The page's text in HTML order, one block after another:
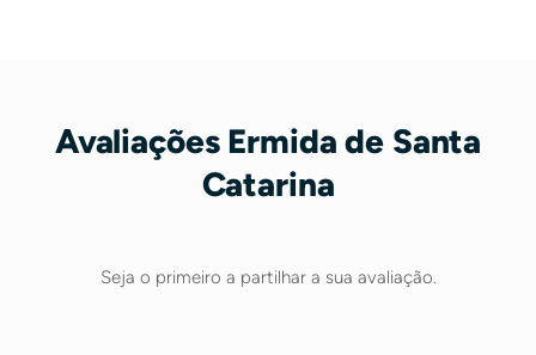
Avaliações Ermida de Santa
Catarina
Seja o primeiro a partilhar a sua avaliação.